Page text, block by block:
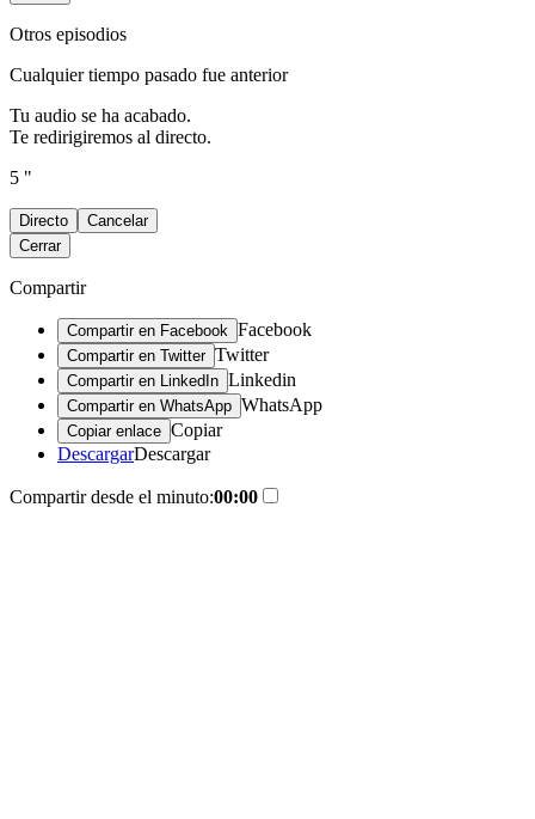
Otros episodios
Cualquier tiempo pasado fue anterior
Tu audio se ha acabado.
Te redirigiremos al directo.
5 "
Directo
Cancelar
Cerrar
Compartir
Compartir en Facebook Facebook
Compartir en Twitter Twitter
Compartir en LinkedIn Linkedin
Compartir en WhatsApp WhatsApp
Copiar enlace Copiar
DescargarDescargar
Compartir desde el minuto:00:00